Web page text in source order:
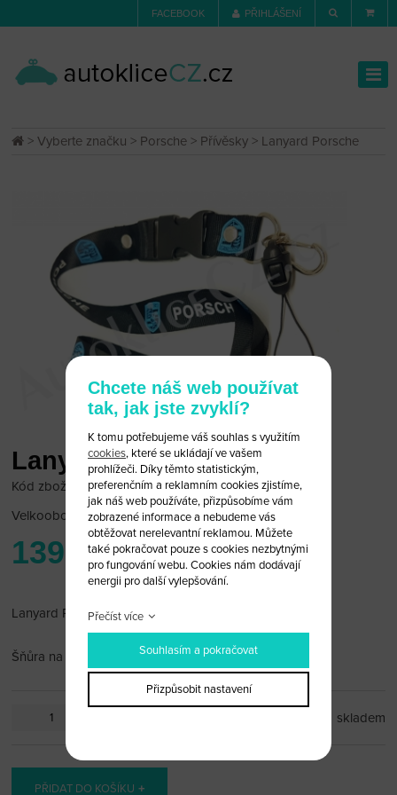
FACEBOOK PŘIHLÁŠENÍ
>Vyberte značku > Porsche > Přívěsky > Lanyard Porsche
Lanyard Porsche
Kód zboží: POR_LA02
Velkoobchodní cena:po přihlášení
139 Kč
Lanyard Porsche 20 mm
Šňůra na krk, karabina + poutko na mobil
skladem
PŘIDAT DO KOŠÍKU
Chcete náš web používat
tak, jak jste zvyklí?
K tomu potřebujeme váš souhlas s využitím
cookies, které se ukládají ve vašem
prohlížeči. Díky těmto statistickým,
preferenčním a reklamním cookies zjistíme,
jak náš web používáte, přizpůsobíme vám
zobrazené informace a nebudeme vás
obtěžovat nerelevantní reklamou. Můžete
také pokračovat pouze s cookies nezbytnými
pro fungování webu. Cookies nám dodávají
energii pro další vylepšování.
Přečíst více
Souhlasím a pokračovat
Přizpůsobit nastavení